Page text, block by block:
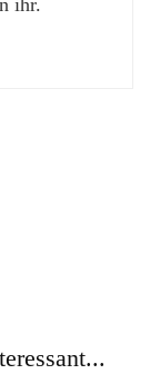
ihr.